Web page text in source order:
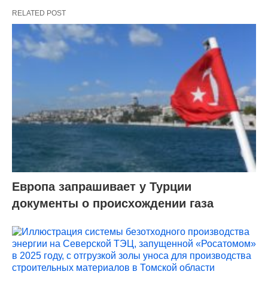
RELATED POST
Европа запрашивает у Турции
документы о происхождении газа